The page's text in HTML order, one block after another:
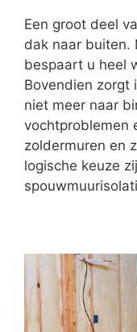
Een groot deel
dak naar buiten.
bespaart u heel
Bovendien zorgt
niet meer naar
vochtproblemen
zoldermuren en
logische keuze